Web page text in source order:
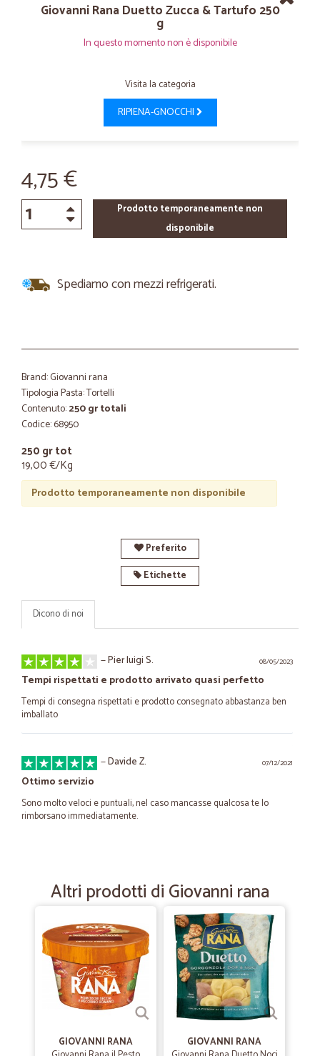
Giovanni Rana Duetto Zucca & Tartufo 250
g
In questo momento non è disponibile
Visita la categoria
RIPIENA-GNOCCHI
4,75 €
Prodotto temporaneamente non
disponibile
Spediamo con mezzi refrigerati.
Brand: Giovanni rana
Tipologia Pasta: Tortelli
Contenuto:250 gr totali
Codice: 68950
250 gr tot
19,00 €/Kg
Prodotto temporaneamente non disponibile
Preferito
Etichette
Dicono di noi
08/05/2023
—Pier luigi S.
Tempi rispettati e prodotto arrivato quasi perfetto
Tempi di consegna rispettati e prodotto consegnato abbastanza ben
imballato
07/12/2021
—Davide Z.
Ottimo servizio
Sono molto veloci e puntuali, nel caso mancasse qualcosa te lo
rimborsano immediatamente.
Spesa online
Prezzi più cari del solito, ma prodotti di qualità. Serve zone ancora
escluse da altri servizi di spesa online. Prodotti ben inseriti negli
imballaggi (ho acquistato anche delle uova e son arrivate tutte
intere). Consegna fino a dentro casa, catena del freddo per merce
deperibile tipo carne rispettata. Consiglio vivamente questo servizio.
10/08/2020
—Cinzia B.
Prodotti arrivati in perfette…
Prodotti arrivati in perfette condizioni di freschezza e
Altri prodotti di Giovanni rana
GIOVANNI RANA
GIOVANNI RANA